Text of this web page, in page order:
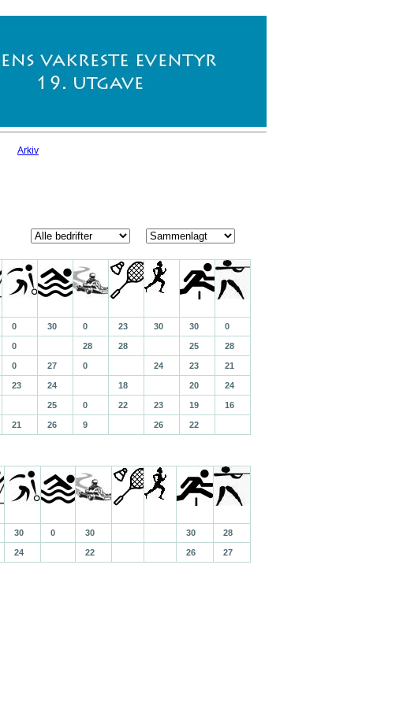
Arkiv
0 30 0 23 30 30 0
0 28 28 25 28
0 27 0 24 23 21
23 24 18 20 24
25 0 22 23 19 16
21 26 9 26 22
30 0 30 30 28
24 22 26 27